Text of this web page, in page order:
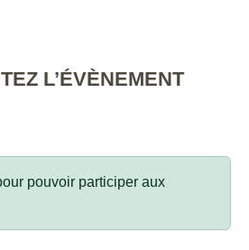
L’ÉVÈNEMENT
pouvoir participer aux